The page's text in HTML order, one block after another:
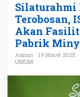
Silaturahmi
Terobosan,
Akan
Pabrik
Admin
19 Maret 2025
UMUM